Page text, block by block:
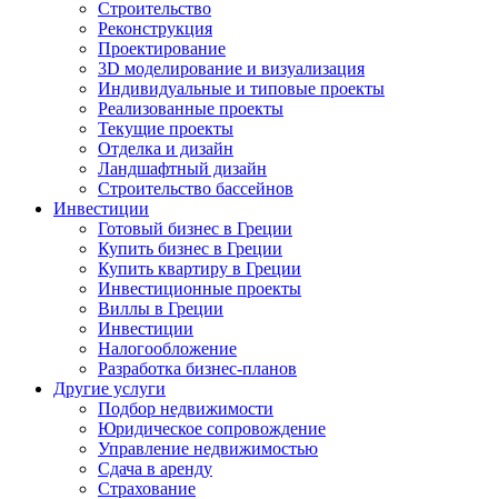
Строительство
Реконструкция
Проектирование
3D моделирование и визуализация
Индивидуальные и типовые проекты
Реализованные проекты
Текущие проекты
Отделка и дизайн
Ландшафтный дизайн
Строительство бассейнов
Инвестиции
Готовый бизнес в Греции
Купить бизнес в Греции
Купить квартиру в Греции
Инвестиционные проекты
Виллы в Греции
Инвестиции
Налогообложение
Разработка бизнес-планов
Другие услуги
Подбор недвижимости
Юридическое сопровождение
Управление недвижимостью
Сдача в аренду
Страхование